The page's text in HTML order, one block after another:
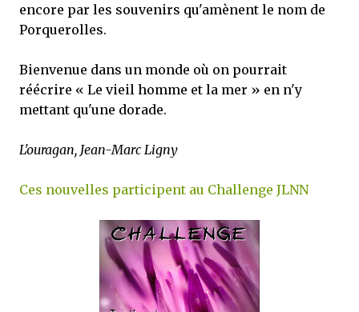
encore par les souvenirs qu'amènent le nom de
Porquerolles.
Bienvenue dans un monde où on pourrait
réécrire « Le vieil homme et la mer » en n'y
mettant qu'une dorade.
L'ouragan, Jean-Marc Ligny
Ces nouvelles participent au Challenge JLNN